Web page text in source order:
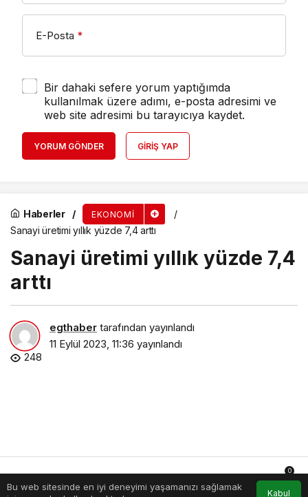
E-Posta *
Bir dahaki sefere yorum yaptığımda
kullanılmak üzere adımı, e-posta adresimi ve
web site adresimi bu tarayıcıya kaydet.
YORUM GÖNDER GIRIŞ YAP
Haberler EKONOMI
Sanayi üretimi yıllık yüzde 7,4 arttı
Sanayi üretimi yıllık yüzde 7,4
arttı
egthaber tarafından yayınlandı
11 Eylül 2023, 11:36 yayınlandı
248
Bu web sitesinde en iyi deneyimi yaşamanızı sağlamak
Kabul
Anasayfa Akış Hesabım Bildirimler
0